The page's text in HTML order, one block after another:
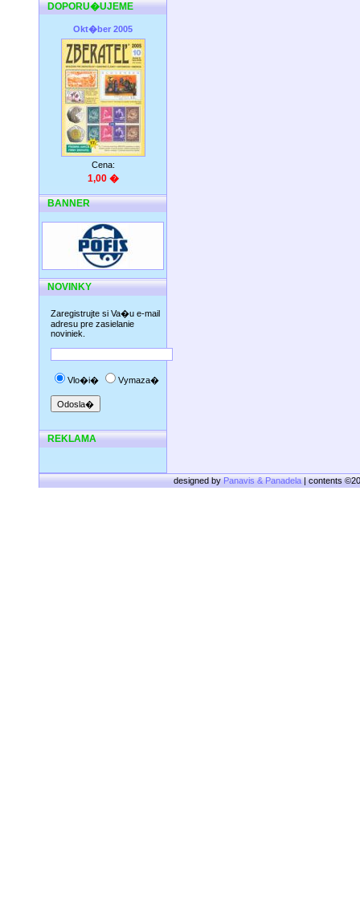
DOPORU�UJEME
Okt�ber 2005
Cena:
1,00 �
BANNER
NOVINKY
Zaregistrujte si Va�u e-mail
adresu pre zasielanie
noviniek.
Vlo�i� Vymaza�
REKLAMA
designed byPanavis & Panadela| contents